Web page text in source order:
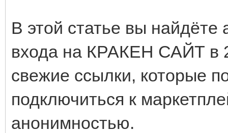
В этой статье вы найдёте
входа на КРАКЕН САЙТ в
свежие ссылки, которые
подключиться к
анонимностью.